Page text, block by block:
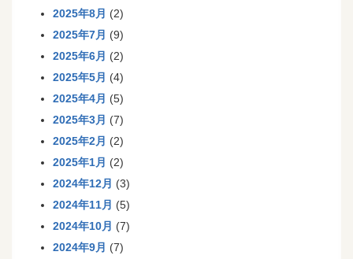
2025年8月 (2)
2025年7月 (9)
2025年6月 (2)
2025年5月 (4)
2025年4月 (5)
2025年3月 (7)
2025年2月 (2)
2025年1月 (2)
2024年12月 (3)
2024年11月 (5)
2024年10月 (7)
2024年9月 (7)